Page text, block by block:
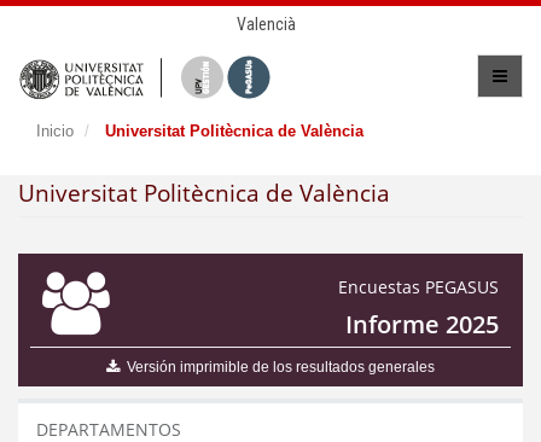
Valencià
Inicio Universitat Politècnica de València
Universitat Politècnica de València
Encuestas PEGASUS
Informe 2025
Versión imprimible de los resultados generales
DEPARTAMENTOS